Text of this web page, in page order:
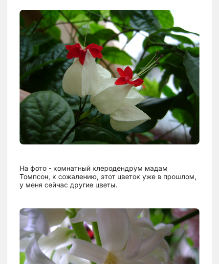
На фото - комнатный клеродендрум мадам
Томпсон, к сожалению, этот цветок уже в прошлом,
у меня сейчас другие цветы.